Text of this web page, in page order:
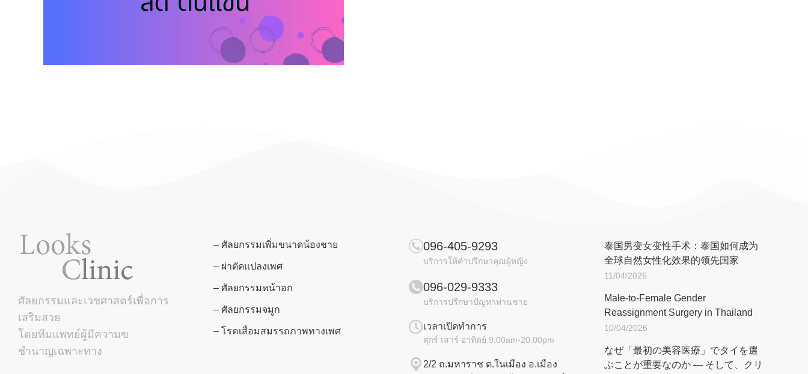
ศัลยกรรมและเวชศาสตร์เพื่อการ
เสริมสวย
โดยทีมแพทย์ผู้มีความฃ
ชำนาญเฉพาะทาง
– ศัลยกรรมเพิ่มขนาดน้องชาย
– ผ่าตัดแปลงเพศ
– ศัลยกรรมหน้าอก
– ศัลยกรรมจมูก
– โรคเสื่อมสมรรถภาพทางเพศ
096-405-9293
บริการให้คำปรึกษาคุณผู้หญิง
096-029-9333
บริการปรึกษาปัญหาท่านชาย
เวลาเปิดทำการ
ศุกร์ เสาร์ อาทิตย์ 9.00am-20.00pm
2/2 ถ.มหาราช ต.ในเมือง อ.เมือง
泰国男变女变性手术：泰国如何成为
全球自然女性化效果的领先国家
11/04/2026
Male-to-Female Gender
Reassignment Surgery in Thailand
10/04/2026
なぜ「最初の美容医療」でタイを選
ぶことが重要なのか ― そして、クリ